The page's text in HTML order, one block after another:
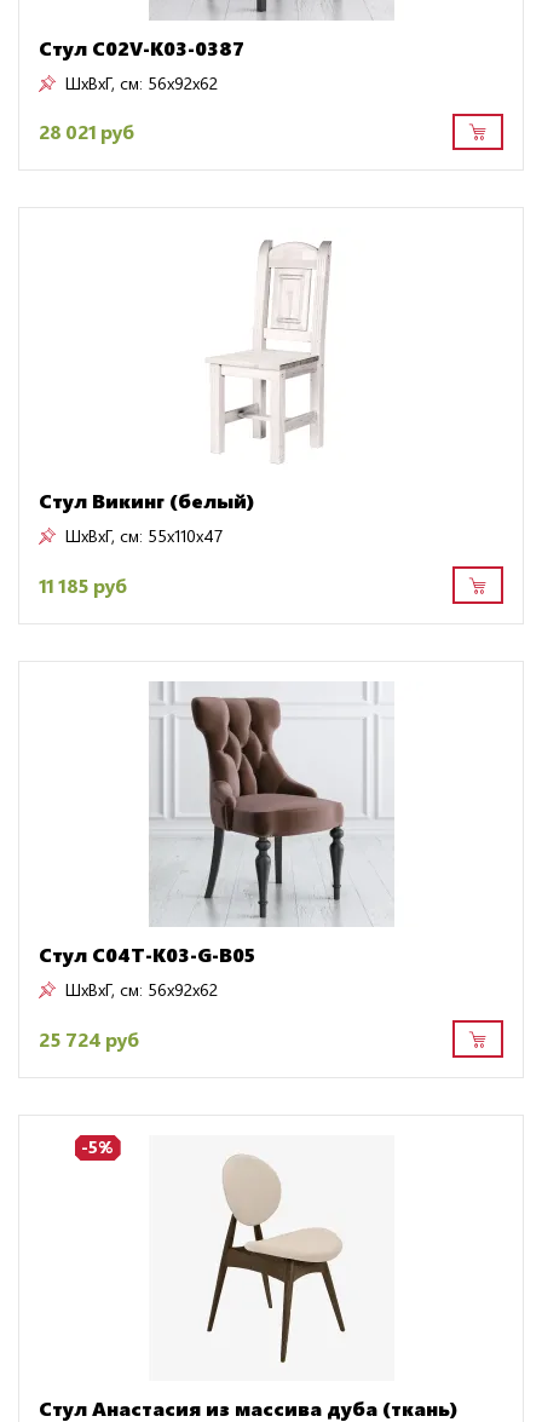
Стул C02V-K03-0387
ШxВxГ, см: 56x92x62
28 021 руб
Стул Викинг (белый)
ШxВxГ, см: 55x110x47
11 185 руб
Стул C04T-K03-G-B05
ШxВxГ, см: 56x92x62
25 724 руб
-5%
Стул Анастасия из массива дуба (ткань)